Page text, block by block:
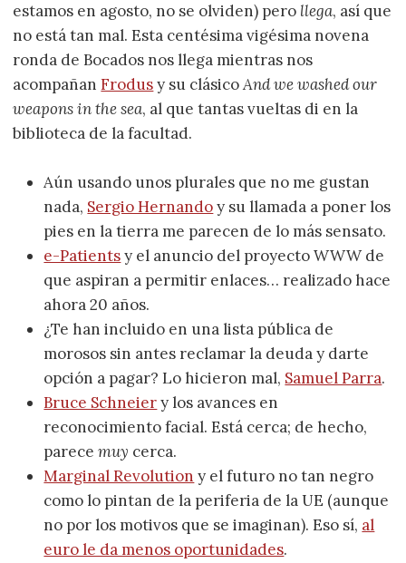
estamos en agosto, no se olviden) pero llega, así que
no está tan mal. Esta centésima vigésima novena
ronda de Bocados nos llega mientras nos
acompañanFrodusy su clásicoAnd we washed our
weapons in the sea, al que tantas vueltas di en la
biblioteca de la facultad.
Aún usando unos plurales que no me gustan
nada, Sergio Hernandoy su llamada a poner los
pies en la tierra me parecen de lo más sensato.
e-Patientsy el anuncio del proyecto WWW de
que aspiran a permitir enlaces… realizado hace
ahora 20 años.
¿Te han incluido en una lista pública de
morosos sin antes reclamar la deuda y darte
opción a pagar? Lo hicieron mal, Samuel Parra.
Bruce Schneiery los avances en
reconocimiento facial. Está cerca; de hecho,
parecemuy cerca.
Marginal Revolution y el futuro no tan negro
como lo pintan de la periferia de la UE (aunque
no por los motivos que se imaginan). Eso sí, al
euro le da menos oportunidades.